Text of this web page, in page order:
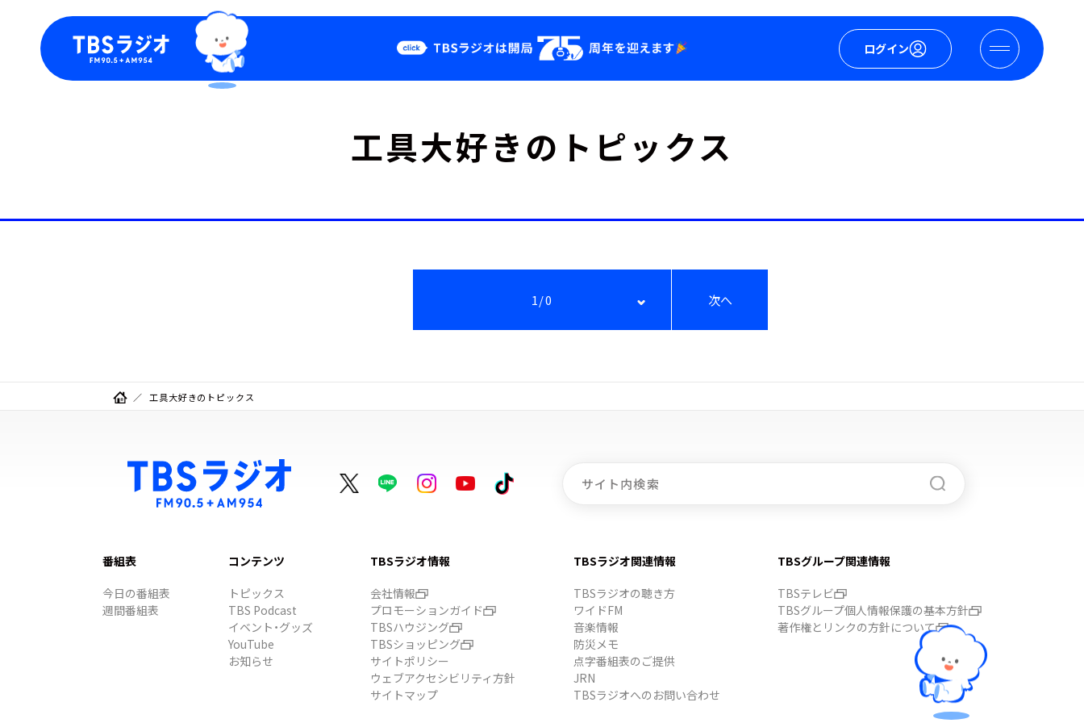
ログイン
Podcast
ズ
YouTube
工具大好きのトピックス
1/0 次へ
工具大好きのトピックス
番組表
今日の番組表
週間番組表
コンテンツ
トピックス
TBS Podcast
イベント・グッズ
YouTube
お知らせ
TBSラジオ情報
会社情報
プロモーションガイド
TBSハウジング
TBSショッピング
サイトポリシー
ウェブアクセシビリティ方針
サイトマップ
TBSラジオ関連情報
TBSラジオの聴き方
ワイドFM
音楽情報
防災メモ
点字番組表のご提供
JRN
TBSラジオへのお問い合わせ
TBSグループ関連情報
TBSテレビ
TBSグループ個人情報保護の基本方針
著作権とリンクの方針について